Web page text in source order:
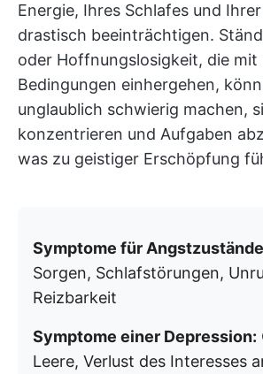
Energie, Ihres Schlafes und
drastisch beeinträchtigen.
oder Hoffnungslosigkeit, die mit
Bedingungen einhergehen,
unglaublich schwierig machen,
konzentrieren und Aufgaben
was zu geistiger Erschöpfung
Symptome für
Sorgen, Schlafstörungen,
Reizbarkeit
Symptome einer Depression:
Leere, Verlust des Interesses